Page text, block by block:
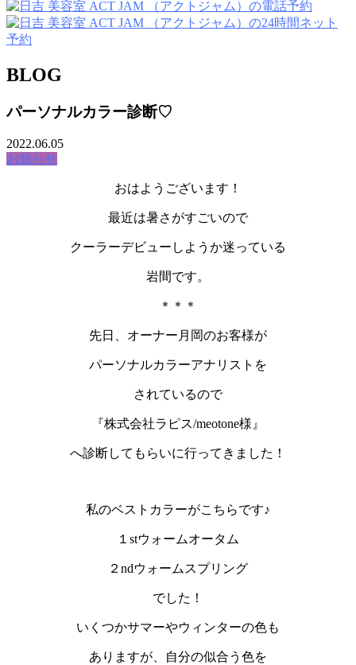
BLOG
パーソナルカラー診断♡
2022.06.05
お知らせ
おはようございます！
最近は暑さがすごいので
クーラーデビューしようか迷っている
岩間です。
＊＊＊
先日、オーナー月岡のお客様が
パーソナルカラーアナリストを
されているので
『株式会社ラピス/meotone様』
へ診断してもらいに行ってきました！
私のベストカラーがこちらです♪
１stウォームオータム
２ndウォームスプリング
でした！
いくつかサマーやウィンターの色も
ありますが、自分の似合う色を